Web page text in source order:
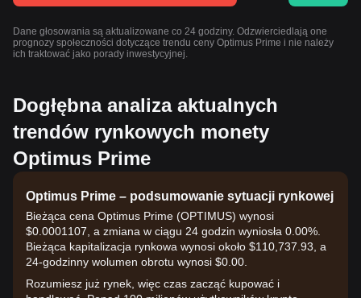
Dane głosowania są aktualizowane co 24 godziny. Odzwierciedlają one
prognozy społeczności dotyczące trendu ceny Optimus Prime i nie należy
ich traktować jako porady inwestycyjnej.
Dogłębna analiza aktualnych
trendów rynkowych monety
Optimus Prime
Optimus Prime – podsumowanie sytuacji rynkowej
Bieżąca cena Optimus Prime (OPTIMUS) wynosi
$0.0001107, a zmiana w ciągu 24 godzin wyniosła 0.00%.
Bieżąca kapitalizacja rynkowa wynosi około $110,737.93, a
24-godzinny wolumen obrotu wynosi $0.00.
Rozumiesz już rynek, więc czas zacząć kupować i